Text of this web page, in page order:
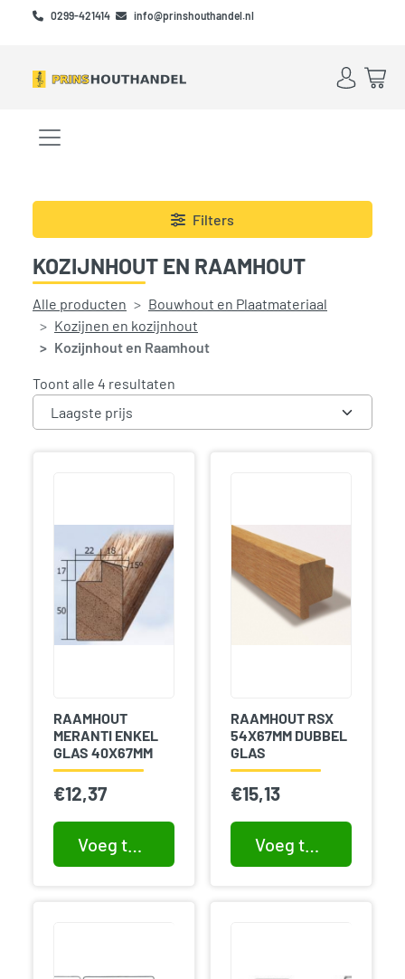
Skip to main content
Skip to footer
0299-421414 info@prinshouthandel.nl
Account
Menu openen/sluiten
Filters
KOZIJNHOUT EN RAAMHOUT
Alle producten
Bouwhout en Plaatmateriaal
Kozijnen en kozijnhout
Kozijnhout en Raamhout
Toont alle 4 resultaten
RAAMHOUT
MERANTI ENKEL
GLAS 40X67MM
€12,37
RAAMHOUT RSX
54X67MM DUBBEL
GLAS
€15,13